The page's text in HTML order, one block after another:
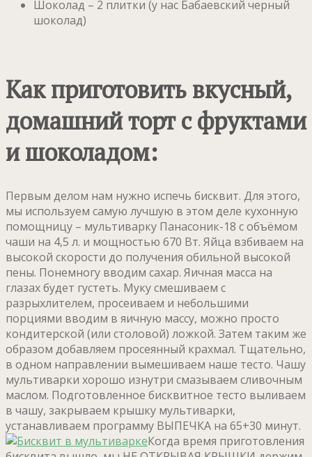
Шоколад – 2 плитки (у нас Бабаевский черный
шоколад)
Как приготовить вкусный,
домашний торт с фруктами
и шоколадом:
Первым делом нам нужно испечь бисквит. Для этого,
мы используем самую лучшую в этом деле кухонную
помощницу – мультиварку Панасоник-18 с объёмом
чаши на 4,5 л. и мощностью 670 Вт. Яйца взбиваем на
высокой скорости до получения обильной высокой
пены. Понемногу вводим сахар. Яичная масса на
глазах будет густеть. Муку смешиваем с
разрыхлителем, просеиваем и небольшими
порциями вводим в яичную массу, можно просто
кондитерской (или столовой) ложкой. Затем таким же
образом добавляем просеянный крахмал. Тщательно,
в одном направлении вымешиваем наше тесто. Чашу
мультиварки хорошо изнутри смазываем сливочным
маслом. Подготовленное бисквитное тесто выливаем
в чашу, закрываем крышку мультиварки,
устанавливаем программу ВЫПЕЧКА на 65+30 минут.
Когда время приготовления